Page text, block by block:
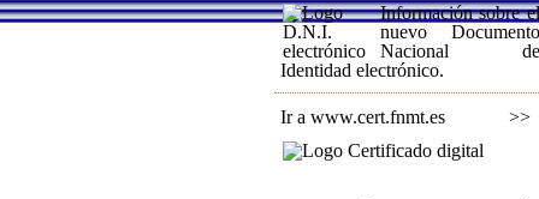
Información sobre el
nuevo Documento
Nacional de
Identidad electrónico.
Ir a www.cert.fnmt.es >>